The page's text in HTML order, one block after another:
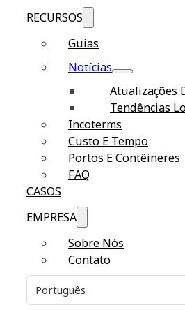
RECURSOS
Guias
Notícias
Atualizações
Tendências
Incoterms
Custo E Tempo
Portos E Contêineres
FAQ
CASOS
EMPRESA
Sobre Nós
Contato